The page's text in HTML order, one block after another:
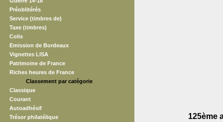
Préoblitérés
Service (timbres de)
Taxe (timbres)
Colis
Emission de Bordeaux
Vignettes LISA
Patrimoine de France
Riches heures de France
Classement par catégorie
Classique
Courant
Autoadhésif
Trésor philatélique
125ème